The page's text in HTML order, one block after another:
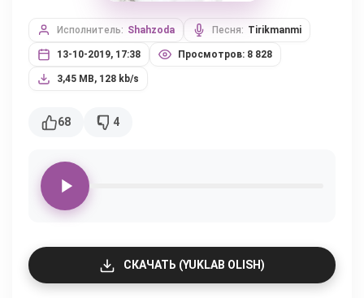
Исполнитель: Shahzoda Песня: Tirikmanmi
13-10-2019, 17:38 Просмотров: 8 828
3,45 MB, 128 kb/s
68 4
СКАЧАТЬ (YUKLAB OLISH)